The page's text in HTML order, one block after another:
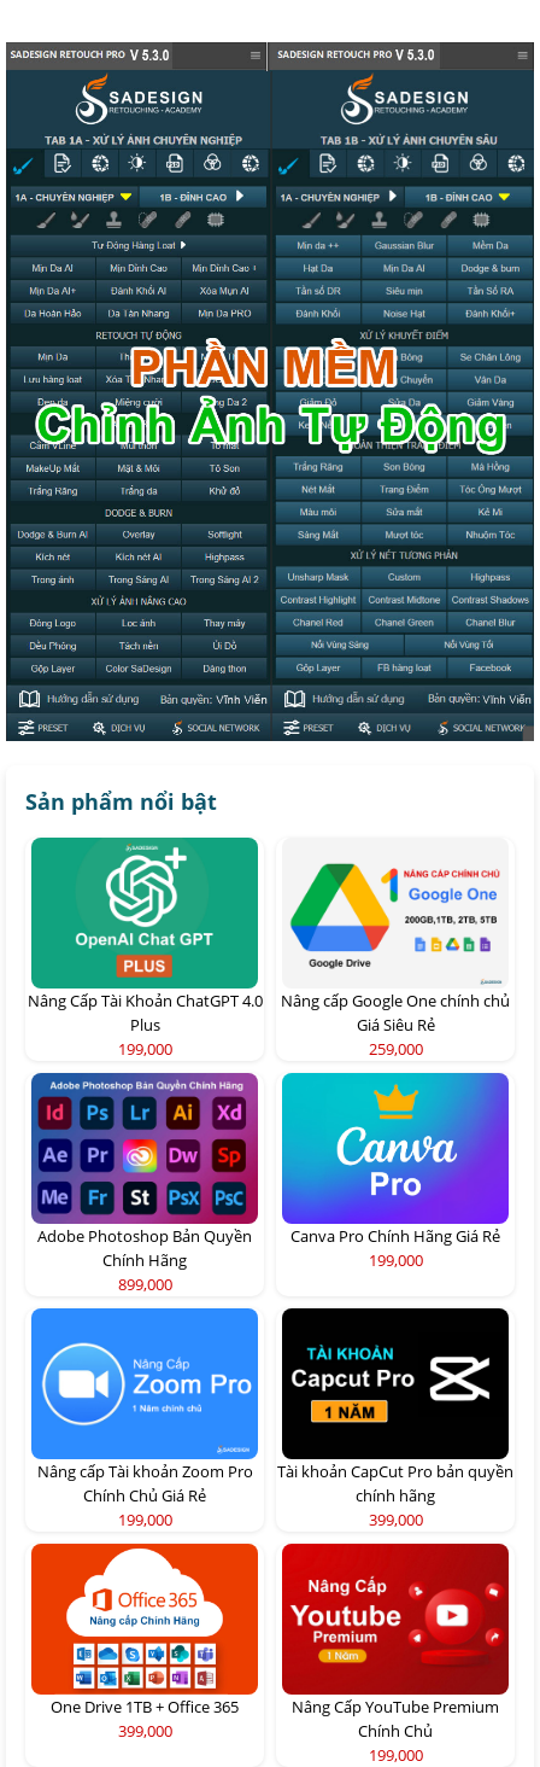
Sản phẩm nổi bật
Nâng Cấp Tài Khoản ChatGPT 4.0
Plus
199,000
Nâng cấp Google One chính chủ
Giá Siêu Rẻ
259,000
Adobe Photoshop Bản Quyền
Chính Hãng
899,000
Canva Pro Chính Hãng Giá Rẻ
199,000
Nâng cấp Tài khoản Zoom Pro
Chính Chủ Giá Rẻ
199,000
Tài khoản CapCut Pro bản quyền
chính hãng
399,000
One Drive 1TB + Office 365
399,000
Nâng Cấp YouTube Premium
Chính Chủ
199,000